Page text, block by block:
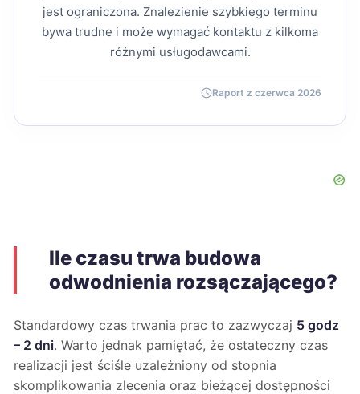
jest ograniczona. Znalezienie szybkiego terminu
bywa trudne i może wymagać kontaktu z kilkoma
różnymi usługodawcami.
Raport z czerwca 2026
Ile czasu trwa budowa
odwodnienia rozsączającego?
Standardowy czas trwania prac to zazwyczaj 5 godz
– 2 dni. Warto jednak pamiętać, że ostateczny czas
realizacji jest ściśle uzależniony od stopnia
skomplikowania zlecenia oraz bieżącej dostępności